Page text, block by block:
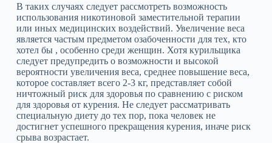
В таких случаях следует рассмотреть возможность
использования никотиновой заместительной терапии
или иных медицинских воздействий. Увеличение веса
является частым предметом озабоченности для тех, кто
хотел бы , особенно среди женщин. Хотя курильщика
следует предупредить о возможности и высокой
вероятности увеличения веса, среднее повышение веса,
которое составляет всего 2‑3 кг, представляет собой
ничтожный риск для здоровья по сравнению с риском
для здоровья от курения. Не следует рассматривать
специальную диету до тех пор, пока человек не
достигнет успешного прекращения курения, иначе риск
срыва возрастает.